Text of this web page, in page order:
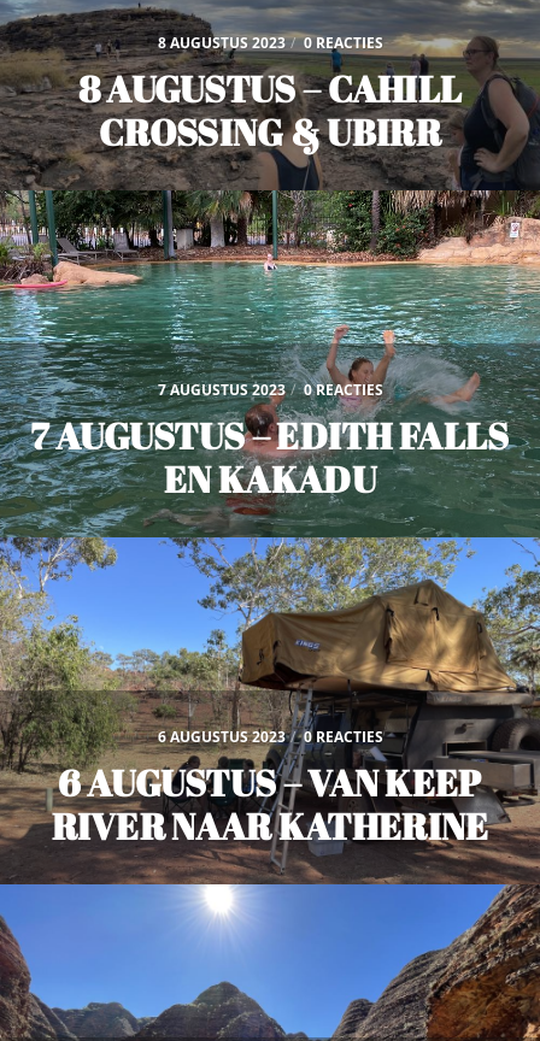
8 AUGUSTUS 2023 / 0 REACTIES
8 AUGUSTUS – CAHILL
CROSSING & UBIRR
7 AUGUSTUS 2023 / 0 REACTIES
7 AUGUSTUS – EDITH FALLS
EN KAKADU
6 AUGUSTUS 2023 / 0 REACTIES
6 AUGUSTUS – VAN KEEP
RIVER NAAR KATHERINE